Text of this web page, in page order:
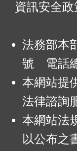
資訊安全政
法務部本
號 電話總
本網站提
法律諮詢
本網站法
以公布之